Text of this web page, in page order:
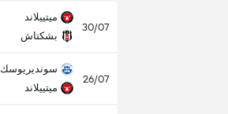
30/07
ميتييلاند
بشكتاش
26/07
سونديريوسك
ميتييلاند